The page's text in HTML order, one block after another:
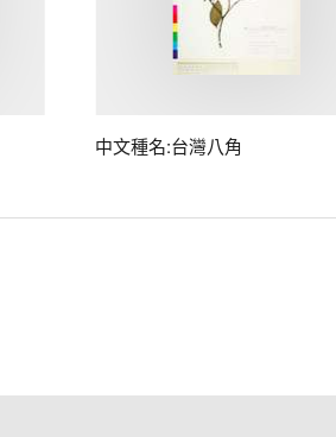
中文種名:台灣八角